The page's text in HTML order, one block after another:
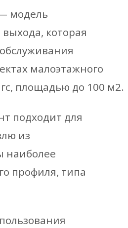
модель
которая
малоэтажного
площадью до 100 м2.
подходит для
из
наиболее
профиля, типа